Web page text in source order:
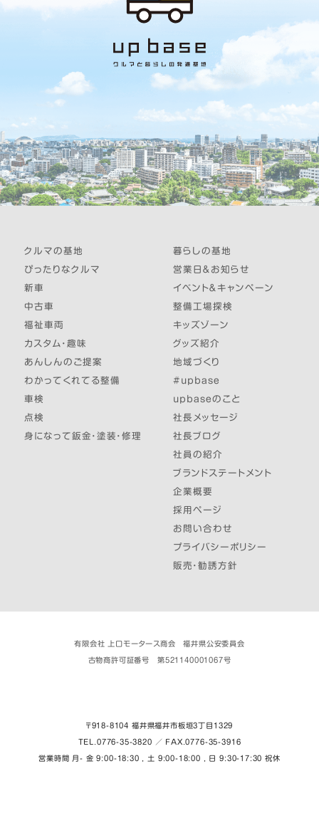
クルマの基地
ぴったりなクルマ
新車
中古車
福祉車両
カスタム・趣味
あんしんのご提案
わかってくれてる整備
車検
点検
身になって鈑金・塗装・修理
暮らしの基地
営業日＆お知らせ
イベント＆キャンペーン
整備工場探検
キッズゾーン
グッズ紹介
地域づくり
#upbase
upbaseのこと
社長メッセージ
社長ブログ
社員の紹介
ブランドステートメント
企業概要
採用ページ
お問い合わせ
プライバシーポリシー
販売・勧誘方針
有限会社 上口モータース商会 福井県公安委員会
古物商許可証番号 第521140001067号
〒918-8104 福井県福井市板垣３丁目1329
TEL.0776-35-3820 ／ FAX.0776-35-3916
営業時間 月- 金 9:00-18:30 , 土 9:00-18:00 , 日 9:30-17:30 祝休